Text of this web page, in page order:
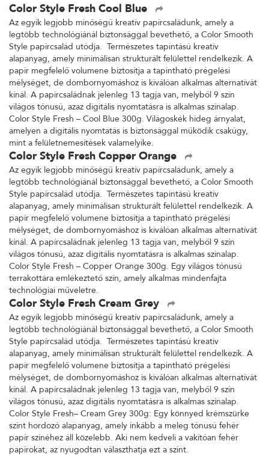
Color Style Fresh Cool Blue
Az egyik legjobb minőségű kreatív papírcsaládunk, amely a
legtöbb technológiánál biztonsággal bevethető, a Color Smooth
Style papírcsalád utódja. Természetes tapintású kreatív
alapanyag, amely minimálisan strukturált felülettel rendelkezik. A
papír megfelelő volumene biztosítja a tapintható prégelési
mélységet, de dombornyomáshoz is kiválóan alkalmas alternatívát
kínál. A papírcsaládnak jelenleg 13 tagja van, melyből 9 szín
világos tónusú, azaz digitális nyomtatásra is alkalmas színalap.
Color Style Fresh – Cool Blue 300g. Világoskék hideg árnyalat,
amelyen a digitális nyomtatás is biztonsággal működik csakúgy,
mint a felületnemesítések valamelyike.
Color Style Fresh Copper Orange
Az egyik legjobb minőségű kreatív papírcsaládunk, amely a
legtöbb technológiánál biztonsággal bevethető, a Color Smooth
Style papírcsalád utódja. Természetes tapintású kreatív
alapanyag, amely minimálisan strukturált felülettel rendelkezik. A
papír megfelelő volumene biztosítja a tapintható prégelési
mélységet, de dombornyomáshoz is kiválóan alkalmas alternatívát
kínál. A papírcsaládnak jelenleg 13 tagja van, melyből 9 szín
világos tónusú, azaz digitális nyomtatásra is alkalmas színalap.
Color Style Fresh – Copper Orange 300g. Egy világos tónusú
terrakottára emlékeztető szín, amely alkalmas mindenfajta
technológiai műveletre.
Color Style Fresh Cream Grey
Az egyik legjobb minőségű kreatív papírcsaládunk, amely a
legtöbb technológiánál biztonsággal bevethető, a Color Smooth
Style papírcsalád utódja. Természetes tapintású kreatív
alapanyag, amely minimálisan strukturált felülettel rendelkezik. A
papír megfelelő volumene biztosítja a tapintható prégelési
mélységet, de dombornyomáshoz is kiválóan alkalmas alternatívát
kínál. A papírcsaládnak jelenleg 13 tagja van, melyből 9 szín
világos tónusú, azaz digitális nyomtatásra is alkalmas színalap.
Color Style Fresh– Cream Grey 300g: Egy könnyed krémszürke
színt hordozó alapanyag, amely inkább a meleg tónusú fehér
papír színéhez áll közelebb. Aki nem kedveli a vakítóan fehér
papírokat, az nyugodtan választhatja ezt a színt.